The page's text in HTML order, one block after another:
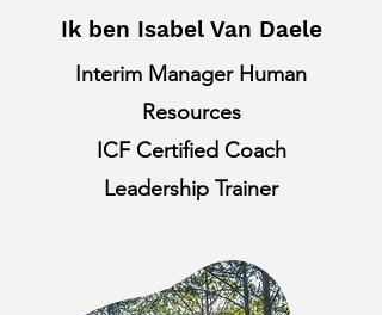
Ik ben Isabel Van Daele
Interim Manager Human
Resources
ICF Certified Coach
Leadership Trainer